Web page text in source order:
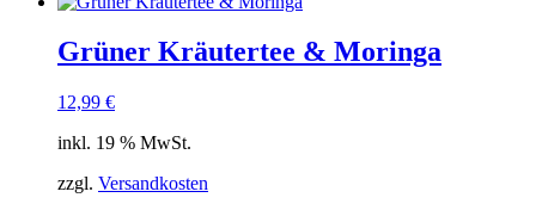
Grüner Kräutertee & Moringa
12,99 €
inkl. 19 % MwSt.
zzgl. Versandkosten